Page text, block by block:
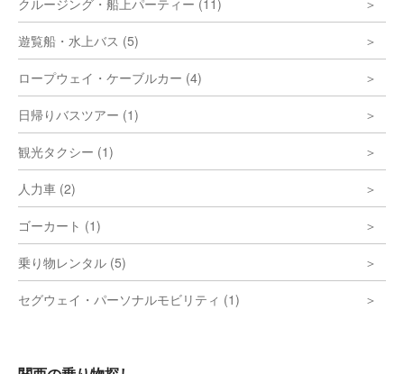
クルージング・船上パーティー (11)
遊覧船・水上バス (5)
ロープウェイ・ケーブルカー (4)
日帰りバスツアー (1)
観光タクシー (1)
人力車 (2)
ゴーカート (1)
乗り物レンタル (5)
セグウェイ・パーソナルモビリティ (1)